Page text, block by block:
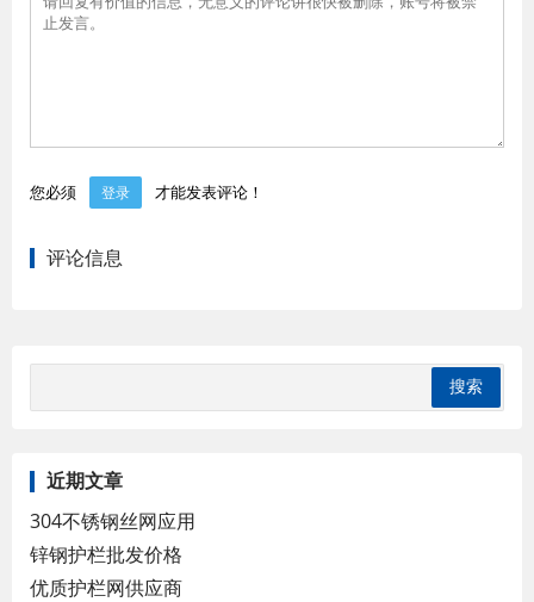
您必须 登录 才能发表评论！
评论信息
近期文章
304不锈钢丝网应用
锌钢护栏批发价格
优质护栏网供应商